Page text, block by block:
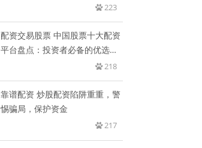
223
配资交易股票 中国股票十大配资
平台盘点：投资者必备的优选融
218
靠谱配资 炒股配资陷阱重重，警
惕骗局，保护资金
217